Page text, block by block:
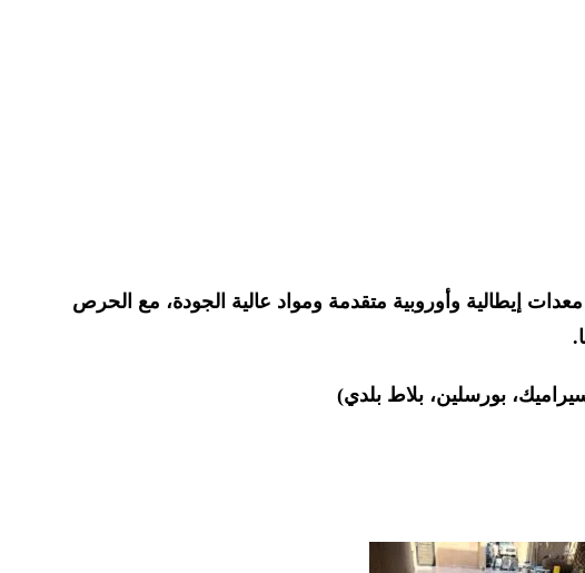
إيطالية وأوروبية متقدمة ومواد عالية الجودة، مع الحرص
بورسلين، بلاط بلدي)